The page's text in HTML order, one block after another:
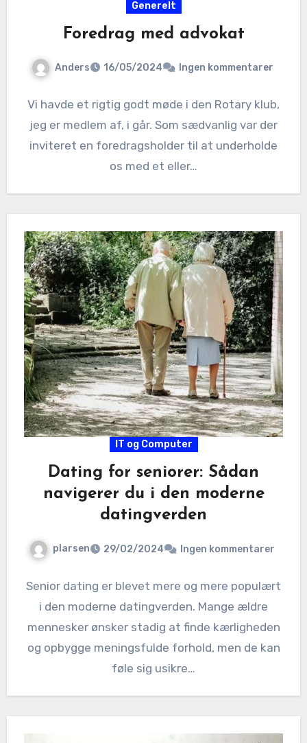
Generelt
Foredrag med advokat
Anders 16/05/2024 Ingen kommentarer
Vi havde et rigtig godt møde i den Rotary klub,
jeg er medlem af, i går. Som sædvanlig var der
inviteret en foredragsholder til at underholde
os med et eller…
IT og Computer
Dating for seniorer: Sådan
navigerer du i den moderne
datingverden
plarsen 29/02/2024 Ingen kommentarer
Senior dating er blevet mere og mere populært
i den moderne datingverden. Mange ældre
mennesker ønsker stadig at finde kærligheden
og opbygge meningsfulde forhold, men de kan
føle sig usikre…